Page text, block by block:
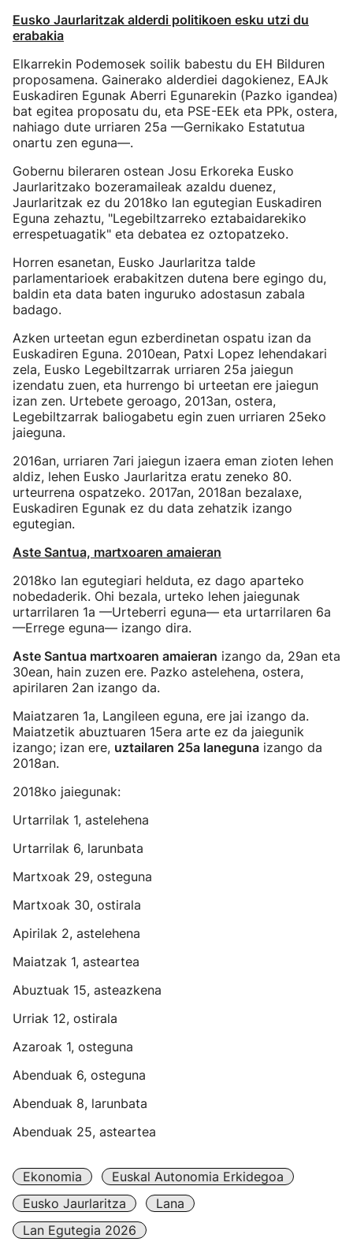
Eusko Jaurlaritzak alderdi politikoen esku utzi du
erabakia
Elkarrekin Podemosek soilik babestu du EH Bilduren
proposamena. Gainerako alderdiei dagokienez, EAJk
Euskadiren Egunak Aberri Egunarekin (Pazko igandea)
bat egitea proposatu du, eta PSE-EEk eta PPk, ostera,
nahiago dute urriaren 25a —Gernikako Estatutua
onartu zen eguna—.
Gobernu bileraren ostean Josu Erkoreka Eusko
Jaurlaritzako bozeramaileak azaldu duenez,
Jaurlaritzak ez du 2018ko lan egutegian Euskadiren
Eguna zehaztu, "Legebiltzarreko eztabaidarekiko
errespetuagatik" eta debatea ez oztopatzeko.
Horren esanetan, Eusko Jaurlaritza talde
parlamentarioek erabakitzen dutena bere egingo du,
baldin eta data baten inguruko adostasun zabala
badago.
Azken urteetan egun ezberdinetan ospatu izan da
Euskadiren Eguna. 2010ean, Patxi Lopez lehendakari
zela, Eusko Legebiltzarrak urriaren 25a jaiegun
izendatu zuen, eta hurrengo bi urteetan ere jaiegun
izan zen. Urtebete geroago, 2013an, ostera,
Legebiltzarrak baliogabetu egin zuen urriaren 25eko
jaieguna.
2016an, urriaren 7ari jaiegun izaera eman zioten lehen
aldiz, lehen Eusko Jaurlaritza eratu zeneko 80.
urteurrena ospatzeko. 2017an, 2018an bezalaxe,
Euskadiren Egunak ez du data zehatzik izango
egutegian.
Aste Santua, martxoaren amaieran
2018ko lan egutegiari helduta, ez dago aparteko
nobedaderik. Ohi bezala, urteko lehen jaiegunak
urtarrilaren 1a —Urteberri eguna— eta urtarrilaren 6a
—Errege eguna— izango dira.
Aste Santua martxoaren amaieran izango da, 29an eta
30ean, hain zuzen ere. Pazko astelehena, ostera,
apirilaren 2an izango da.
Maiatzaren 1a, Langileen eguna, ere jai izango da.
Maiatzetik abuztuaren 15era arte ez da jaiegunik
izango; izan ere, uztailaren 25a laneguna izango da
2018an.
2018ko jaiegunak:
Urtarrilak 1, astelehena
Urtarrilak 6, larunbata
Martxoak 29, osteguna
Martxoak 30, ostirala
Apirilak 2, astelehena
Maiatzak 1, asteartea
Abuztuak 15, asteazkena
Urriak 12, ostirala
Azaroak 1, osteguna
Abenduak 6, osteguna
Abenduak 8, larunbata
Abenduak 25, asteartea
Ekonomia
Euskal Autonomia Erkidegoa
Eusko Jaurlaritza
Lana
Lan Egutegia 2026